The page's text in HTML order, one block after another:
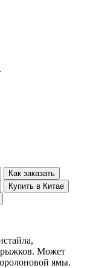
Как заказать
Купить в Китае
Может
ямы.